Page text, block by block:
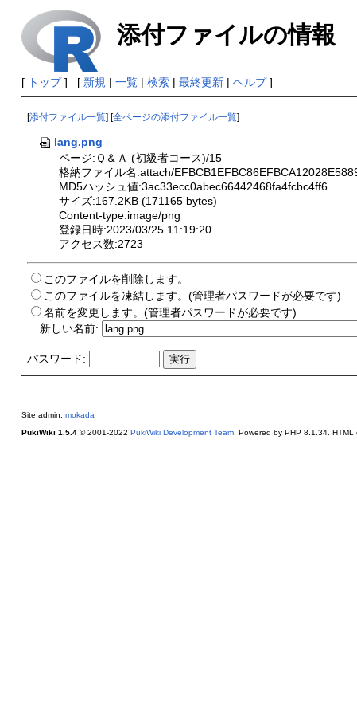
添付ファイルの情報
[ トップ] [ 新規 | 一覧| 検索| 最終更新| ヘルプ]
[添付ファイル一覧 ] [全ページの添付ファイル一覧
lang.png
ページ:Ｑ＆Ａ (初級者コース)/15
格納ファイル名:attach/
MD5ハッシュ値:3ac33ecc0abec66442468fa4fcbc4ff6
サイズ:167.2KB (171165 bytes)
Content-type:image/png
登録日時:2023/03/25 11:19:20
アクセス数:2723
このファイルを削除します。
このファイルを凍結します。(管理者パスワードが必要です)
名前を変更します。(管理者パスワードが必要です)
新しい名前:
パスワード:
Site admin: mokada
PukiWiki 1.5.4© 2001-2022 PukiWiki Development Team. Powered by PHP 8.1.34. HTML